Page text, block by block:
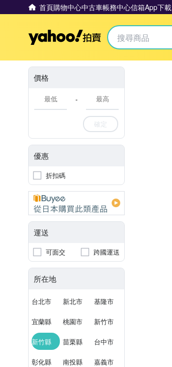
首頁購物中心中古車帳務中心信箱App下載
Yahoo拍賣
價格
-
確定
優惠
折扣碼
運送
可面交 跨國運送
所在地
台北市 新北市 基隆市
宜蘭縣 桃園市 新竹市
新竹縣 苗栗縣 台中市
彰化縣 南投縣 嘉義市